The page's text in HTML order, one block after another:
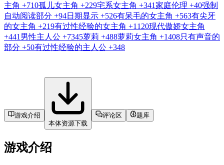
主角 +710孤儿女主角 +229宅系女主角 +341家庭伦理 +40强制
自动阅读部分 +94日期显示 +526有呆毛的女主角 +563有尖牙
的女主角 +219有过性经验的女主角 +1120现代傲娇女主角
+441 男性主人公 +7345萝莉 +488萝莉女主角 +1408只有声音的
部分 +50有过性经验的主人公 +348
游戏介绍
本体资源下载
评论区 题库
游戏介绍